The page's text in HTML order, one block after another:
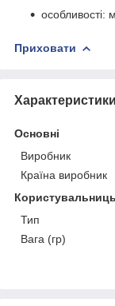
особливості:
Приховати
Характеристики
Основні
Виробник
Країна виробник
Тип
Вага (гр)